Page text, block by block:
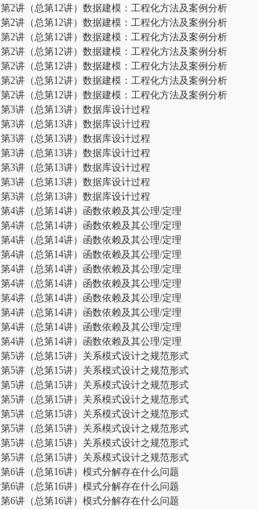
第2讲（总第12讲）数据建模：工程化方法及案例分析
第2讲（总第12讲）数据建模：工程化方法及案例分析
第2讲（总第12讲）数据建模：工程化方法及案例分析
第2讲（总第12讲）数据建模：工程化方法及案例分析
第2讲（总第12讲）数据建模：工程化方法及案例分析
第2讲（总第12讲）数据建模：工程化方法及案例分析
第2讲（总第12讲）数据建模：工程化方法及案例分析
第3讲（总第13讲）数据库设计过程
第3讲（总第13讲）数据库设计过程
第3讲（总第13讲）数据库设计过程
第3讲（总第13讲）数据库设计过程
第3讲（总第13讲）数据库设计过程
第3讲（总第13讲）数据库设计过程
第3讲（总第13讲）数据库设计过程
第4讲（总第14讲）函数依赖及其公理/定理
第4讲（总第14讲）函数依赖及其公理/定理
第4讲（总第14讲）函数依赖及其公理/定理
第4讲（总第14讲）函数依赖及其公理/定理
第4讲（总第14讲）函数依赖及其公理/定理
第4讲（总第14讲）函数依赖及其公理/定理
第4讲（总第14讲）函数依赖及其公理/定理
第4讲（总第14讲）函数依赖及其公理/定理
第4讲（总第14讲）函数依赖及其公理/定理
第4讲（总第14讲）函数依赖及其公理/定理
第5讲（总第15讲）关系模式设计之规范形式
第5讲（总第15讲）关系模式设计之规范形式
第5讲（总第15讲）关系模式设计之规范形式
第5讲（总第15讲）关系模式设计之规范形式
第5讲（总第15讲）关系模式设计之规范形式
第5讲（总第15讲）关系模式设计之规范形式
第5讲（总第15讲）关系模式设计之规范形式
第5讲（总第15讲）关系模式设计之规范形式
第6讲（总第16讲）模式分解存在什么问题
第6讲（总第16讲）模式分解存在什么问题
第6讲（总第16讲）模式分解存在什么问题